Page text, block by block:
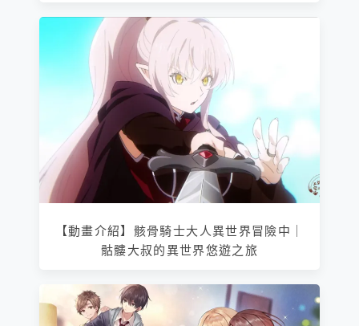
【動畫介紹】骸骨騎士大人異世界冒險中｜
骷髏大叔的異世界悠遊之旅